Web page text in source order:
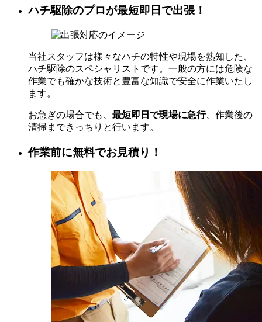
ハチ駆除のプロが最短即日で出張！
当社スタッフは様々なハチの特性や現場を熟知した、
ハチ駆除のスペシャリストです。一般の方には危険な
作業でも確かな技術と豊富な知識で安全に作業いたし
ます。
お急ぎの場合でも、 最短即日で現場に急行、作業後の
清掃まできっちりと行います。
作業前に無料でお見積り！